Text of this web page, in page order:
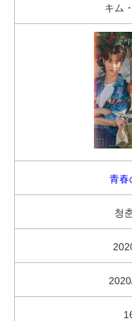
キム
青春
청